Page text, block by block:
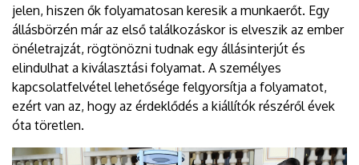
jelen, hiszen ők folyamatosan keresik a munkaerőt. Egy
állásbörzén már az első találkozáskor is elveszik az ember
önéletrajzát, rögtönözni tudnak egy állásinterjút és
elindulhat a kiválasztási folyamat. A személyes
kapcsolatfelvétel lehetősége felgyorsítja a folyamatot,
ezért van az, hogy az érdeklődés a kiállítók részéről évek
óta töretlen.